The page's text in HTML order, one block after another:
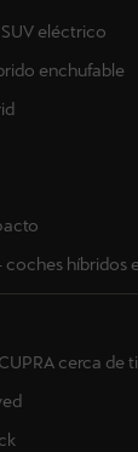
eléctrico
enchufable
coches híbridos
cerca de ti